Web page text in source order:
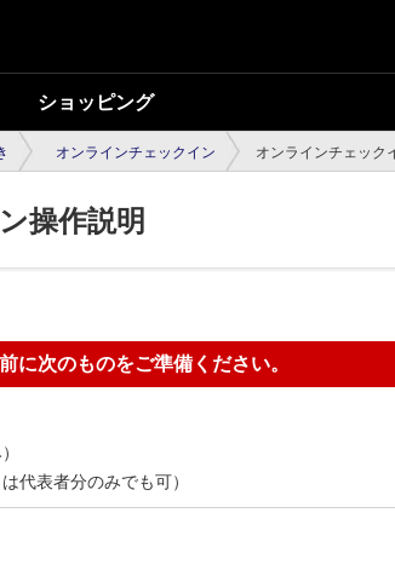
ショッピング
オンラインチェックイン オンラインチェック
操作説明
に次のものをご準備ください。
代表者分のみでも可）